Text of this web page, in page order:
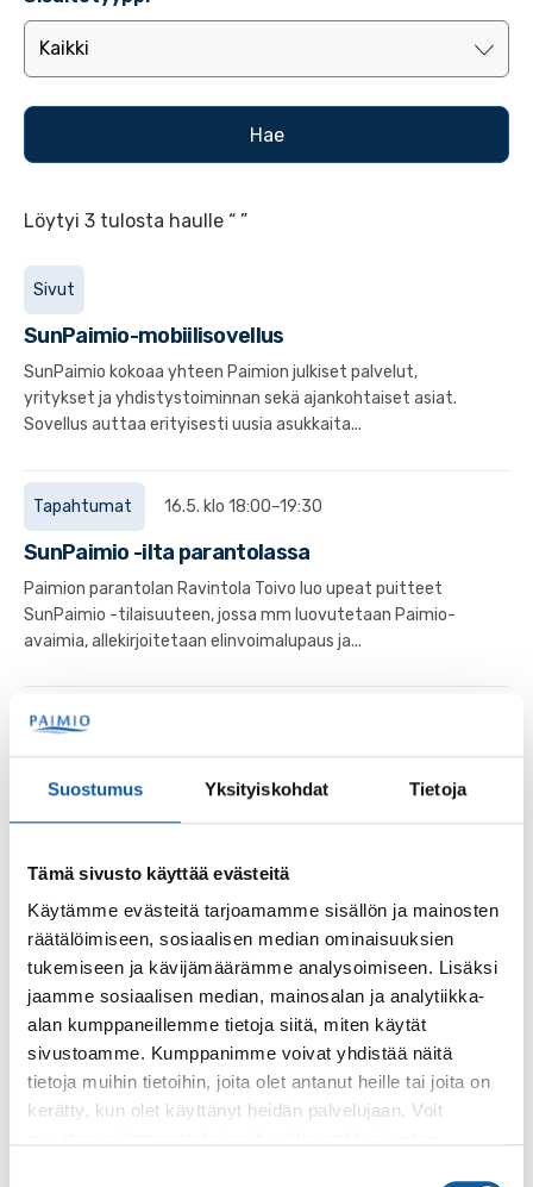
Suostumus Yksityiskohdat Tietoja
Tämä sivusto käyttää evästeitä
Käytämme evästeitä tarjoamamme sisällön ja mainosten
räätälöimiseen, sosiaalisen median ominaisuuksien
tukemiseen ja kävijämäärämme analysoimiseen. Lisäksi
jaamme sosiaalisen median, mainosalan ja analytiikka-
alan kumppaneillemme tietoja siitä, miten käytät
sivustoamme. Kumppanimme voivat yhdistää näitä
tietoja muihin tietoihin, joita olet antanut heille tai joita on
kerätty, kun olet käyttänyt heidän palvelujaan. Voit
Löytyi 3 tulosta haulle “ ”
Sivut
SunPaimio-mobiilisovellus
SunPaimio kokoaa yhteen Paimion julkiset palvelut,
yritykset ja yhdistystoiminnan sekä ajankohtaiset asiat.
Sovellus auttaa erityisesti uusia asukkaita...
Tapahtumat 16.5. klo 18:00–19:30
SunPaimio -ilta parantolassa
Paimion parantolan Ravintola Toivo luo upeat puitteet
SunPaimio -tilaisuuteen, jossa mm luovutetaan Paimio-
avaimia, allekirjoitetaan elinvoimalupaus ja...
Uutiset
Paimion kaupunki ja Paimion Yrittäjät etsivät jälleen
Paimion avaimilla palkittavia elinvoimakehittäjiä. Omaa
Palaute